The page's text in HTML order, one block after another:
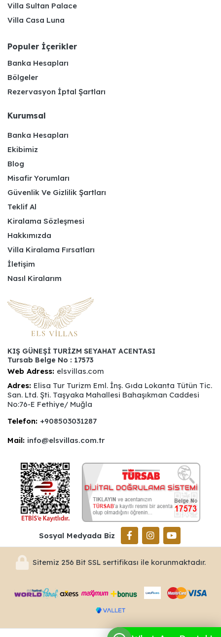
Villa Sultan Palace
Villa Casa Luna
Populer İçerikler
Banka Hesapları
Bölgeler
Rezervasyon İptal Şartları
Kurumsal
Banka Hesapları
Ekibimiz
Blog
Misafir Yorumları
Güvenlik Ve Gizlilik Şartları
Teklif Al
Kiralama Sözleşmesi
Hakkımızda
Villa Kiralama Fırsatları
İletişim
Nasıl Kiralarım
KIŞ GÜNEŞİ TURİZM SEYAHAT ACENTASI
Tursab Belge No : 17573
Web Adress: elsvillas.com
Adres: Elisa Tur Turizm Eml. İnş. Gıda Lokanta Tütün Tic.
San. Ltd. Şti. Taşyaka Mahallesi Bahaşıkman Caddesi
No:76-E Fethiye/ Muğla
Telefon: +908503031287
Mail: info@elsvillas.com.tr
Sosyal Medyada Biz
Sitemiz 256 Bit SSL sertifikası ile korunmaktadır.